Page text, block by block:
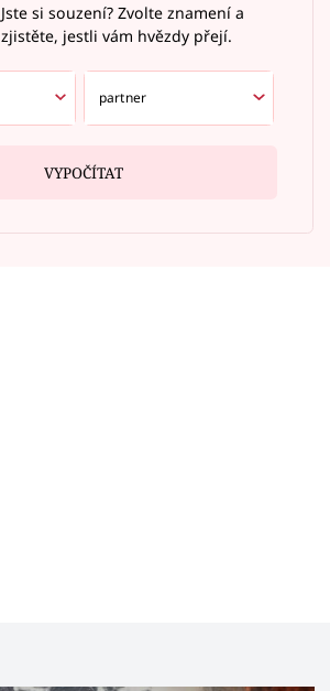
Jste si souzení? Zvolte znamení a
zjistěte, jestli vám hvězdy přejí.
VYPOČÍTAT